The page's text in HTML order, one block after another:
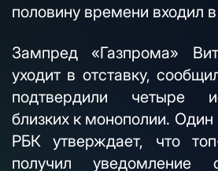
половину времени входил
Зампред «Газпрома»
уходит в отставку,
подтвердили четыре
близких к монополии. Один
РБК утверждает, что
получил уведомление